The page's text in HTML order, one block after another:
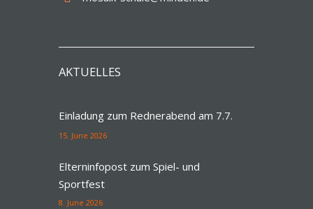
AKTUELLES
Einladung zum Rednerabend am 7.7.
15. June 2026
Elterninfopost zum Spiel- und
Sportfest
8. June 2026